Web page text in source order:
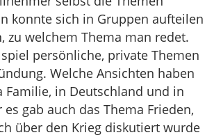
konnte sich in Gruppen aufteilen
zu welchem Thema man redet.
persönliche, private Themen
Welche Ansichten haben
Familie, in Deutschland und in
es gab auch das Thema Frieden,
über den Krieg diskutiert wurde